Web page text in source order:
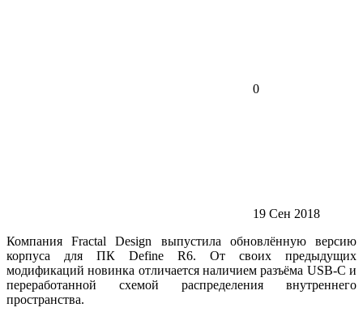
0
19 Сен 2018
Компания Fractal Design выпустила обновлённую версию
корпуса для ПК Define R6. От своих предыдущих
модификаций новинка отличается наличием разъёма USB-C и
переработанной схемой распределения внутреннего
пространства.